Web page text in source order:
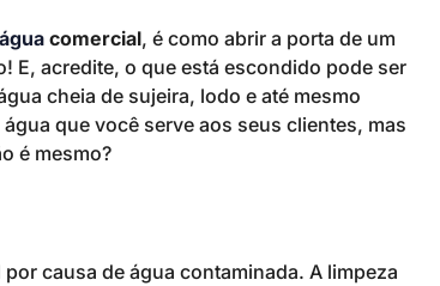
comercial, é como abrir a porta de um
E, acredite, o que está escondido pode ser
cheia de sujeira, lodo e até mesmo
que você serve aos seus clientes, mas
é mesmo?
causa de água contaminada. A limpeza